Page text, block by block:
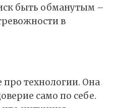
быть обманутым –
в
про технологии. Она
само по себе.